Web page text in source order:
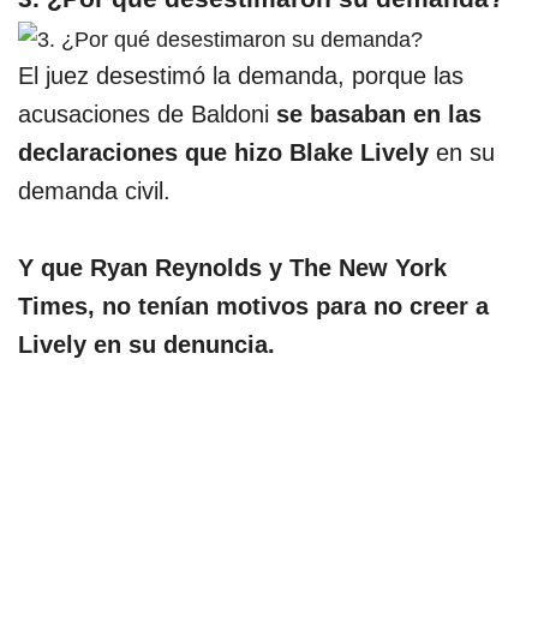
El juez desestimó la demanda, porque las
acusaciones de Baldoni se basaban en las
declaraciones que hizo Blake Lively en su
demanda civil.
Y que Ryan Reynolds y The New York
Times, no tenían motivos para no creer a
Lively en su denuncia.